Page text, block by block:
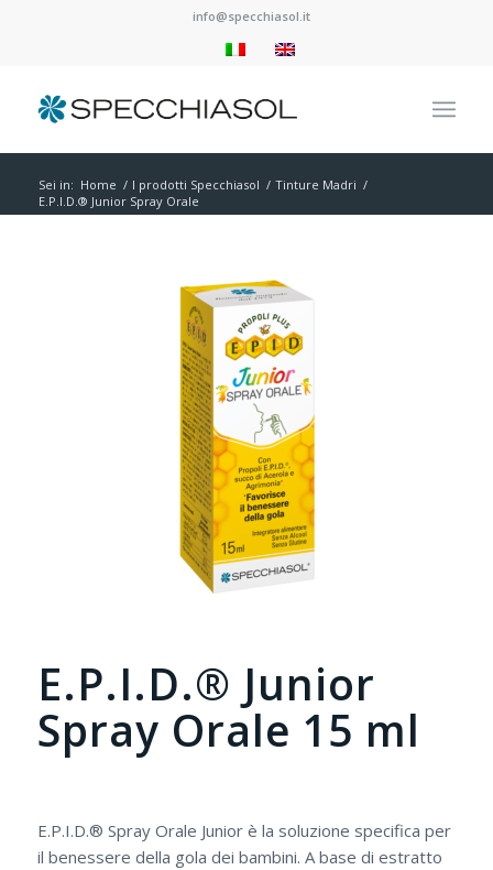
info@specchiasol.it
Sei in: Home / I prodotti Specchiasol / Tinture Madri /
E.P.I.D.® Junior Spray Orale
E.P.I.D.® Junior
Spray Orale 15 ml
E.P.I.D.® Spray Orale Junior è la soluzione specifica per
il benessere della gola dei bambini. A base di estratto